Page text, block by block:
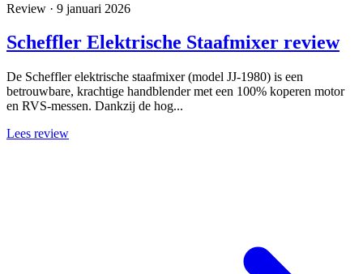
Review · 9 januari 2026
Scheffler Elektrische Staafmixer review
De Scheffler elektrische staafmixer (model JJ-1980) is een
betrouwbare, krachtige handblender met een 100% koperen motor
en RVS-messen. Dankzij de hog...
Lees review